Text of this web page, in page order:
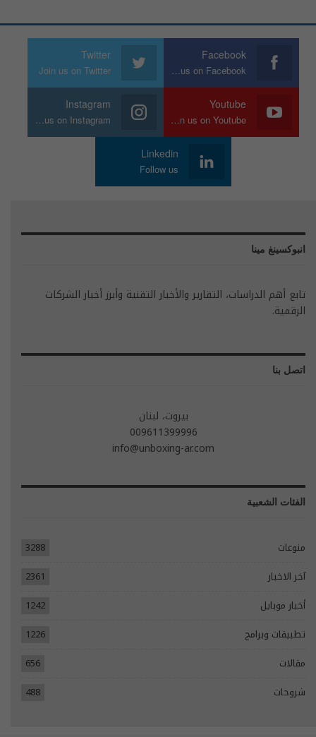
Facebook
Join us on Facebook
Twitter
Join us on Twitter
Youtube
Join us on Youtube
Instagram
Join us on Instagram
Linkedin
Follow us
انبوكسينغ مينا
تابع أهم الدراسات، التقارير والأخبار التقنية وأبرز أخبار الشركات
الرقمية.
اتصل بنا
بيروت، لبنان
009611399996
info@unboxing-ar.com
الفئات الشعبية
منوعات
3288
آخر الاخبار
2361
أخبار موبايل
1242
تطبيقات وبرامج
1226
مقالات
656
شروحات
488